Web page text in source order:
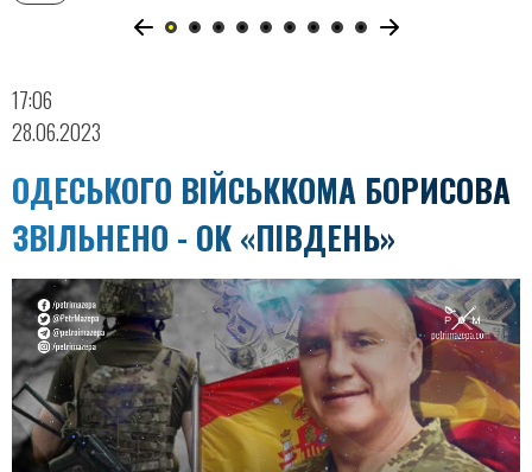
17:06
28.06.2023
ОДЕСЬКОГО ВІЙСЬККОМА БОРИСОВА
ЗВІЛЬНЕНО - ОК «ПІВДЕНЬ»